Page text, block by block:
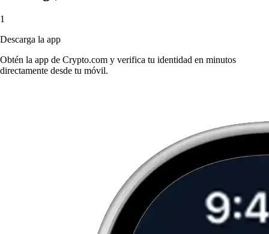
1
Descarga la app
Obtén la app de Crypto.com y verifica tu identidad en minutos
directamente desde tu móvil.